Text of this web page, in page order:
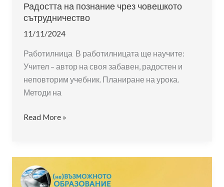
Радостта на познание чрез човешкото
сътрудничество
11/11/2024
Работилница В работилницата ще научите:
Учител – автор на своя забавен, радостен и
неповторим учебник. Планиране на урока.
Методи на
Радостта
чрез
човешкото
сътрудничество
Read More »